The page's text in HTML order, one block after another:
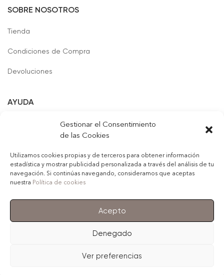
Gestionar el Consentimiento
de las Cookies
Utilizamos cookies propias y de terceros para obtener información
estadística y mostrar publicidad personalizada a través del análisis de tu
navegación. Si continúas navegando, consideramos que aceptas
nuestra Política de cookies
Acepto
Denegado
Ver preferencias
SOBRE NOSOTROS
Tienda
Condiciones de Compra
Devoluciones
AYUDA
Formas de Pago
Política de Privacidad
Contacto